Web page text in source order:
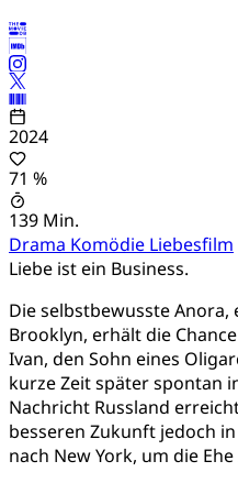
2024
71 %
139 Min.
Drama Komödie Liebesfilm
Liebe ist ein Business.
Die selbstbewusste
Brooklyn, erhält die
Ivan, den Sohn eines
kurze Zeit später spontan
Nachricht Russland
besseren Zukunft jedoch
nach New York, um die